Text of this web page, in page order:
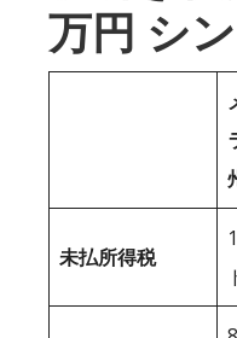
万円 シ
未払所得税